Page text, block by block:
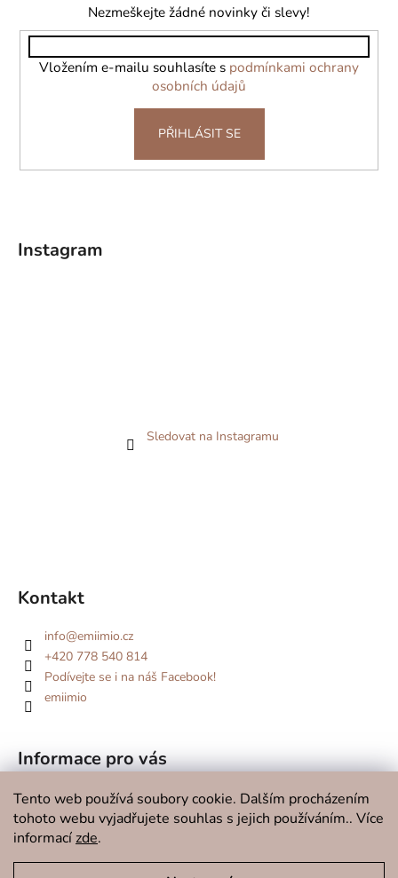
Tento web používá soubory cookie. Dalším procházením
tohoto webu vyjadřujete souhlas s jejich používáním.. Více
informací zde.
Nezmeškejte žádné novinky či slevy!
Vložením e-mailu souhlasíte s podmínkami ochrany
osobních údajů
PŘIHLÁSIT SE
Instagram
Sledovat na Instagramu
Informace pro vás
Kde se potkáme v roce 2026?
O značce
Doprava a platba
Kontakty
Kontakt
info@emiimio.cz
+420 778 540 814
Podívejte se i na náš Facebook!
emiimio